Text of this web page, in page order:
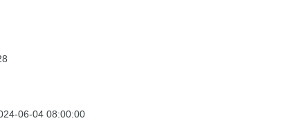
06-04 08:00:00